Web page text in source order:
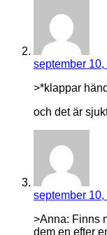
september 10,
>*klappar
och det är
september 10,
>Anna: Finns
dem en efter